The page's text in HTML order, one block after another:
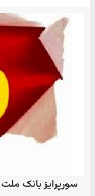
سورپرایز بانک